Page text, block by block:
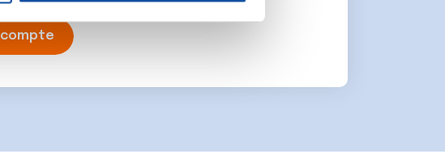
ci avec d'autres informations que
services.
compte